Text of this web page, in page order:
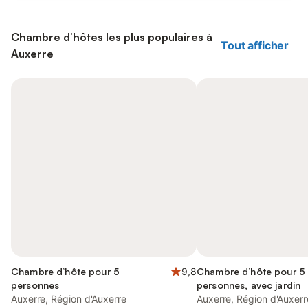
Chambre d’hôtes les plus populaires à
Auxerre
Tout afficher
Chambre d’hôte pour 5
personnes
9,8
Auxerre, Région d'Auxerre
Chambre d’hôte pour 5
personnes, avec jardin
Auxerre, Région